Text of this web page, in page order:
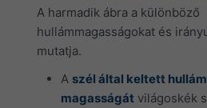
A harmadik ábra a különböző
hullámmagasságokat és
mutatja.
A szél által keltett
magasságát világoskék